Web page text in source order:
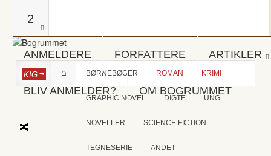
2
ANMELDERE FORFATTERE ARTIKLER
BLIV ANMELDER? OM BOGRUMMET
KIG BØRNEBØGER ROMAN KRIMI
GRAPHIC NOVEL DIGTE UNG
NOVELLER SCIENCE FICTION
TEGNESERIE ANDET